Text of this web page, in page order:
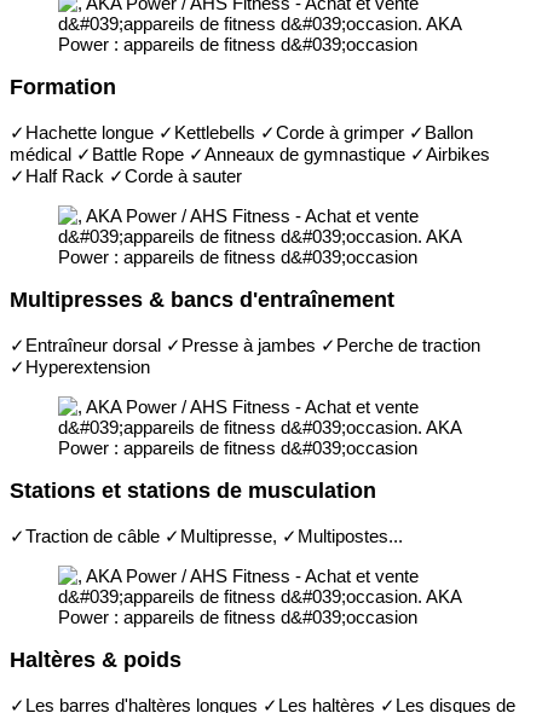
Formation
✓Hachette longue ✓Kettlebells ✓Corde à grimper ✓Ballon
médical ✓Battle Rope ✓Anneaux de gymnastique ✓Airbikes
✓Half Rack ✓Corde à sauter
Multipresses & bancs d'entraînement
✓Entraîneur dorsal ✓Presse à jambes ✓Perche de traction
✓Hyperextension
Stations et stations de musculation
✓Traction de câble ✓Multipresse, ✓Multipostes...
Haltères & poids
✓Les barres d'haltères longues ✓Les haltères ✓Les disques de